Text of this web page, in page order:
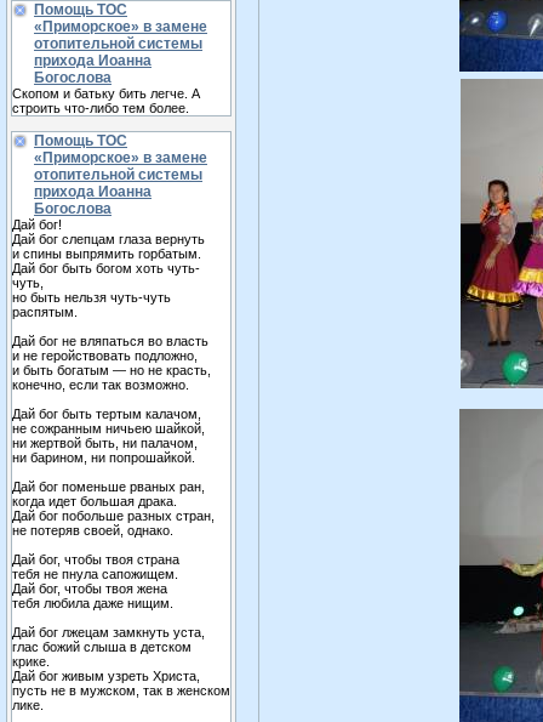
Помощь ТОС
«Приморское» в замене
отопительной системы
прихода Иоанна
Богослова
Скопом и батьку бить легче. А
строить что-либо тем более.
Помощь ТОС
«Приморское» в замене
отопительной системы
прихода Иоанна
Богослова
Дай бог!
Дай бог слепцам глаза вернуть
и спины выпрямить горбатым.
Дай бог быть богом хоть чуть-
чуть,
но быть нельзя чуть-чуть
распятым.
Дай бог не вляпаться во власть
и не геройствовать подложно,
и быть богатым — но не красть,
конечно, если так возможно.
Дай бог быть тертым калачом,
не сожранным ничьею шайкой,
ни жертвой быть, ни палачом,
ни барином, ни попрошайкой.
Дай бог поменьше рваных ран,
когда идет большая драка.
Дай бог побольше разных стран,
не потеряв своей, однако.
Дай бог, чтобы твоя страна
тебя не пнула сапожищем.
Дай бог, чтобы твоя жена
тебя любила даже нищим.
Дай бог лжецам замкнуть уста,
глас божий слыша в детском
крике.
Дай бог живым узреть Христа,
пусть не в мужском, так в женском
лике.